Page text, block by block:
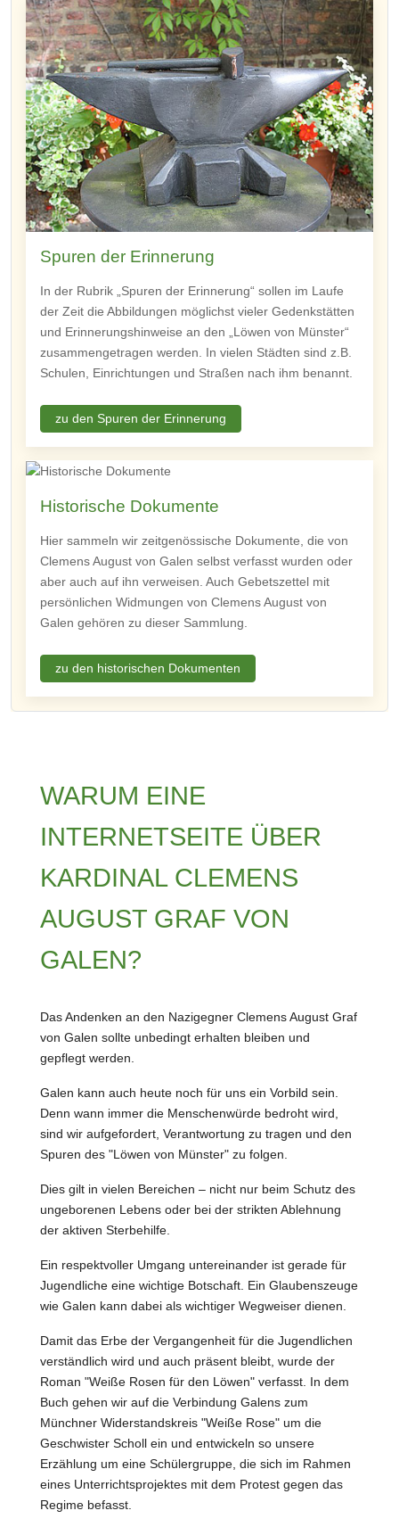
Spuren der Erinnerung
In der Rubrik „Spuren der Erinnerung“ sollen im Laufe
der Zeit die Abbildungen möglichst vieler Gedenkstätten
und Erinnerungshinweise an den „Löwen von Münster“
zusammengetragen werden. In vielen Städten sind z.B.
Schulen, Einrichtungen und Straßen nach ihm benannt.
zu den Spuren der Erinnerung
Historische Dokumente
Hier sammeln wir zeitgenössische Dokumente, die von
Clemens August von Galen selbst verfasst wurden oder
aber auch auf ihn verweisen. Auch Gebetszettel mit
persönlichen Widmungen von Clemens August von
Galen gehören zu dieser Sammlung.
zu den historischen Dokumenten
WARUM EINE
INTERNETSEITE ÜBER
KARDINAL CLEMENS
AUGUST GRAF VON
GALEN?
Das Andenken an den Nazigegner Clemens August Graf
von Galen sollte unbedingt erhalten bleiben und
gepflegt werden.
Galen kann auch heute noch für uns ein Vorbild sein.
Denn wann immer die Menschenwürde bedroht wird,
sind wir aufgefordert, Verantwortung zu tragen und den
Spuren des "Löwen von Münster" zu folgen.
Dies gilt in vielen Bereichen – nicht nur beim Schutz des
ungeborenen Lebens oder bei der strikten Ablehnung
der aktiven Sterbehilfe.
Ein respektvoller Umgang untereinander ist gerade für
Jugendliche eine wichtige Botschaft. Ein Glaubenszeuge
wie Galen kann dabei als wichtiger Wegweiser dienen.
Damit das Erbe der Vergangenheit für die Jugendlichen
verständlich wird und auch präsent bleibt, wurde der
Roman "Weiße Rosen für den Löwen" verfasst. In dem
Buch gehen wir auf die Verbindung Galens zum
Münchner Widerstandskreis "Weiße Rose" um die
Geschwister Scholl ein und entwickeln so unsere
Erzählung um eine Schülergruppe, die sich im Rahmen
eines Unterrichtsprojektes mit dem Protest gegen das
Regime befasst.